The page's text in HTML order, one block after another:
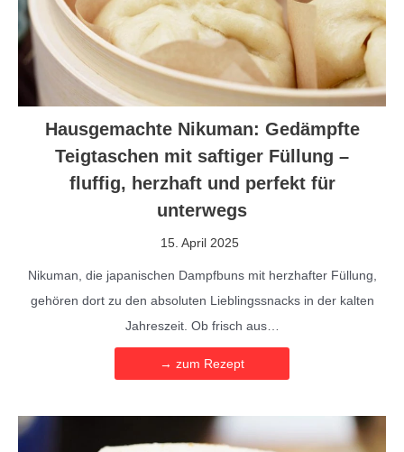
Hausgemachte Nikuman: Gedämpfte
Teigtaschen mit saftiger Füllung –
fluffig, herzhaft und perfekt für
unterwegs
15. April 2025
Nikuman, die japanischen Dampfbuns mit herzhafter Füllung,
gehören dort zu den absoluten Lieblingssnacks in der kalten
Jahreszeit. Ob frisch aus…
→ zum Rezept